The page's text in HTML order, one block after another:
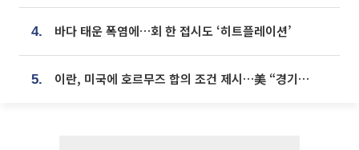
4. 바다 태운 폭염에…회 한 접시도 ‘히트플레이션’
5. 이란, 미국에 호르무즈 합의 조건 제시…美 “경기 아직 안 끝나” [종합]